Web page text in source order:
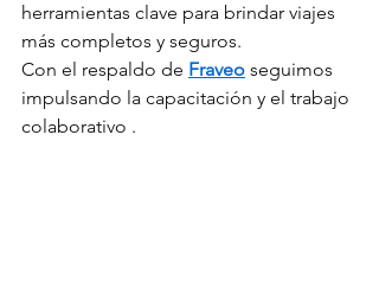
herramientas clave para brindar viajes
más completos y seguros.
Con el respaldo de Fraveo seguimos
impulsando la capacitación y el trabajo
colaborativo .